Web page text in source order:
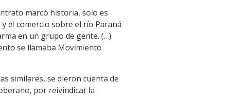
marcó historia, solo es
el comercio sobre el río Paraná
en un grupo de gente. (…)
se llamaba Movimiento
similares, se dieron cuenta de
por reivindicar la